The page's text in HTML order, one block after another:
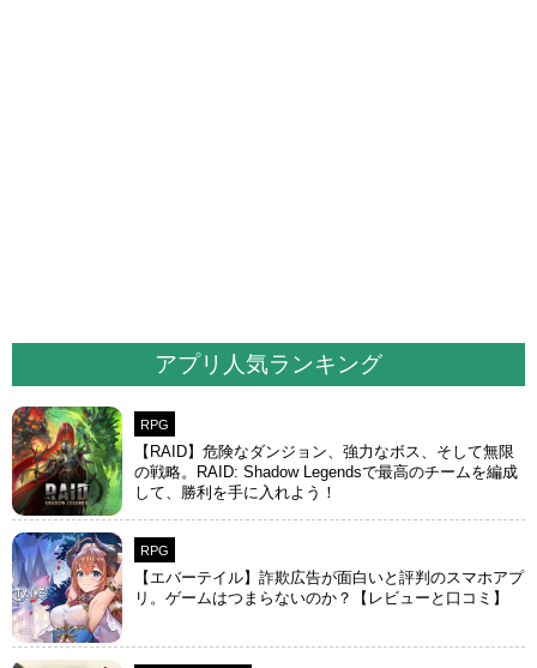
アプリ人気ランキング
RPG
【RAID】危険なダンジョン、強力なボス、そして無限
の戦略。RAID: Shadow Legendsで最高のチームを編成
して、勝利を手に入れよう！
RPG
【エバーテイル】詐欺広告が面白いと評判のスマホアプ
リ。ゲームはつまらないのか？【レビューと口コミ】